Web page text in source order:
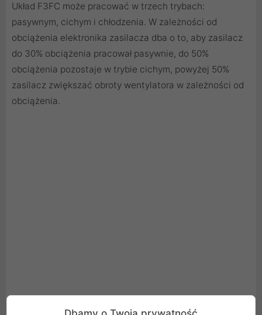
Układ F3FC może pracować w trzech trybach:
pasywnym, cichym i chłodzenia. W zależności od
obciążenia elektronika zasilacza dba o to, aby zasilacz
do 30% obciążenia pracował pasywnie, do 50%
obciążenia pozostaje w trybie cichym, powyżej 50%
zasilacz zwiększać obroty wentylatora w zależności od
obciążenia.